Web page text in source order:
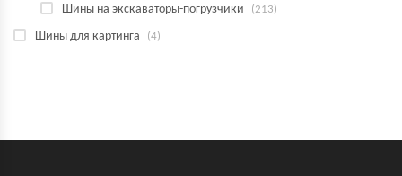
Шины на экскаваторы-погрузчики (213)
Шины для картинга (4)